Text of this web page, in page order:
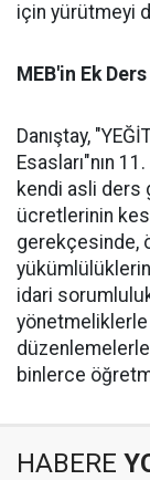
için yürütmeyi
MEB'in Ek
Danıştay,
Esasları"nın
kendi asli ders
ücretlerinin
gerekçesinde,
idari sorumluluk
yönetmeliklerle
düzenlemelerle
binlerce
HABERE